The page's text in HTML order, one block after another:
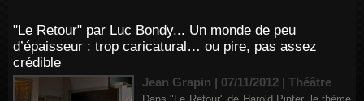
"Le Retour" par Luc Bondy... Un monde de peu
d’épaisseur : trop caricatural… ou pire, pas assez
crédible
Jean Grapin | 07/11/2012 | Théâtre